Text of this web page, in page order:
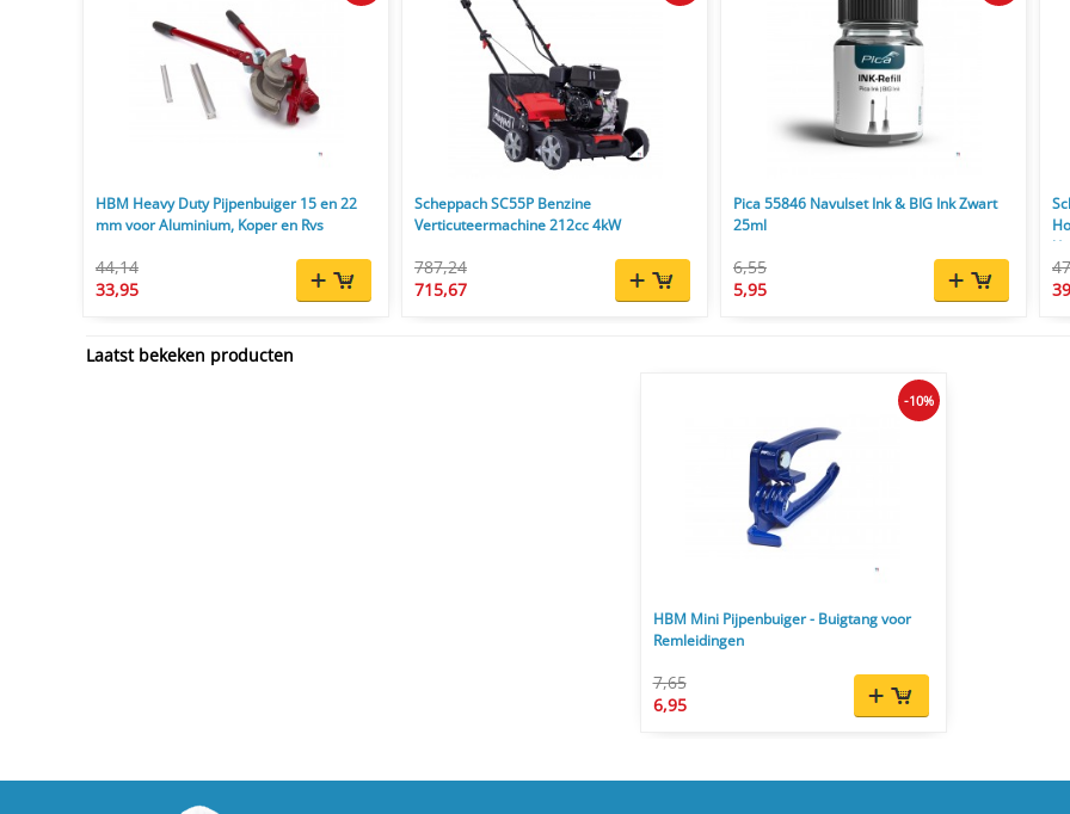
HBM Heavy Duty Pijpenbuiger 15 en 22
mm voor Aluminium, Koper en Rvs
44,14
33,95
Scheppach SC55P Benzine
Verticuteermachine 212cc 4kW
787,24
715,67
Pica 55846 Navulset Ink & BIG Ink Zwart
25ml
6,55
5,95
l/u
Laatst bekeken producten
HBM Mini Pijpenbuiger - Buigtang voor
Remleidingen
7,65
6,95
-10%